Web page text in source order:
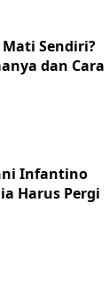
Mati Sendiri?
dan Cara
Infantino
Harus Pergi